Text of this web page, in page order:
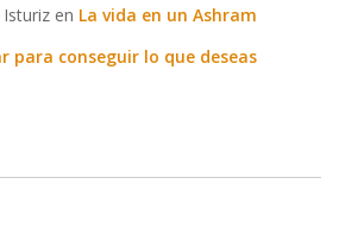
en La vida en un Ashram
para conseguir lo que deseas